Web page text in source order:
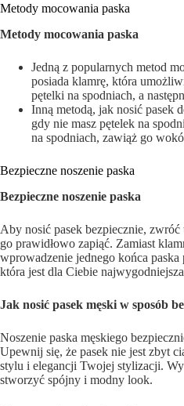
Metody mocowania paska
Metody mocowania paska
Jedną z popularnych metod
posiada klamrę, która
pętelki na spodniach, a
Inną metodą, jak nosić pasek
gdy nie masz pętelek na
na spodniach, zawiąż go
Bezpieczne noszenie paska
Bezpieczne noszenie paska
Aby nosić pasek bezpiecznie,
go prawidłowo zapiąć. Zamiast
wprowadzenie jednego końca
która jest dla Ciebie
Jak nosić pasek męski w sposób
Noszenie paska męskiego
Upewnij się, że pasek nie jest zbyt
stylu i elegancji Twojej stylizacji.
stworzyć spójny i modny look.